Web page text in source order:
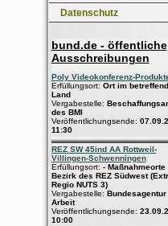
Datenschutz
bund.de - öffentliche
Ausschreibungen
Poly Videokonferenz-
Erfüllungsort: Ort im
Land
Vergabestelle:
des BMI
Veröffentlichungsende:
11:30
REZ SW 45ind AA Rottweil-
Villingen-Schwenningen
Erfüllungsort: - Maßnahmeorte
Bezirk des REZ Südwest
Regio NUTS 3)
Vergabestelle: Bundesagentur
Arbeit
Veröffentlichungsende:
10:00